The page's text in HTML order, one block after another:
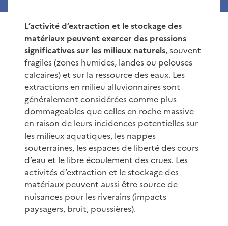
L’activité d’extraction et le stockage des
matériaux peuvent exercer des pressions
significatives sur les milieux naturels, souvent
fragiles (zones humides, landes ou pelouses
calcaires) et sur la ressource des eaux. Les
extractions en milieu alluvionnaires sont
généralement considérées comme plus
dommageables que celles en roche massive
en raison de leurs incidences potentielles sur
les milieux aquatiques, les nappes
souterraines, les espaces de liberté des cours
d’eau et le libre écoulement des crues. Les
activités d’extraction et le stockage des
matériaux peuvent aussi être source de
nuisances pour les riverains (impacts
paysagers, bruit, poussières).